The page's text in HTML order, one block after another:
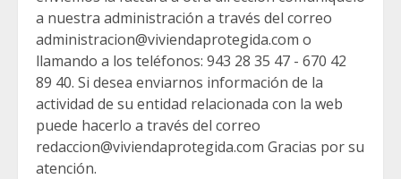
a nuestra administración a través del correo
administracion@viviendaprotegida.com o
llamando a los teléfonos: 943 28 35 47 - 670 42
89 40. Si desea enviarnos información de la
actividad de su entidad relacionada con la web
puede hacerlo a través del correo
redaccion@viviendaprotegida.com Gracias por su
atención.